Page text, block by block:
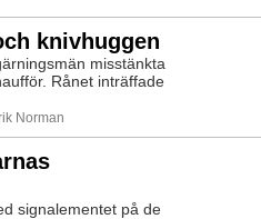
knivhuggen
misstänkta
Rånet inträffade
Norman
signalementet på de